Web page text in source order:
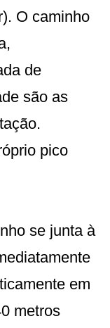
O caminho
de
são as
pico
se junta à
em
metros